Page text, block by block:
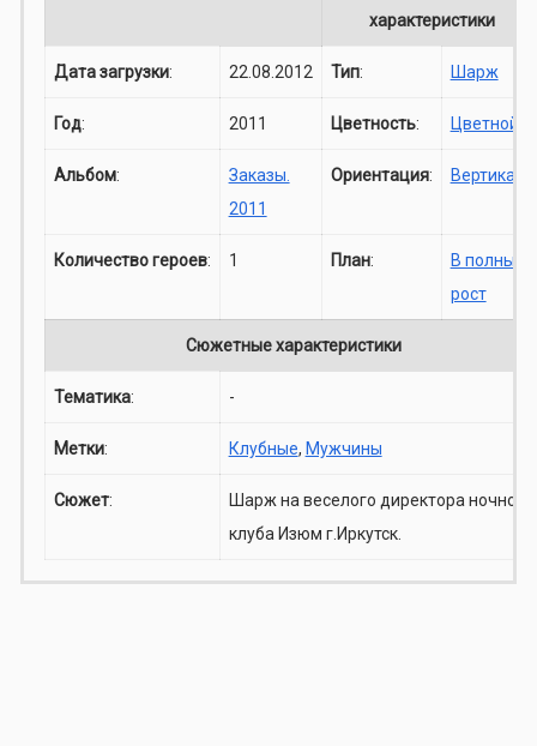
характеристики
Дата загрузки: 22.08.2012 Тип: Шарж
Год: 2011 Цветность: Цветной
Альбом:
Заказы.
2011
Ориентация: Вертикаль
Количество героев: 1 План:
В полный
рост
Сюжетные характеристики
Тематика: -
Метки: Клубные, Мужчины
Сюжет:
Шарж на веселого директора ночного
клуба Изюм г.Иркутск.